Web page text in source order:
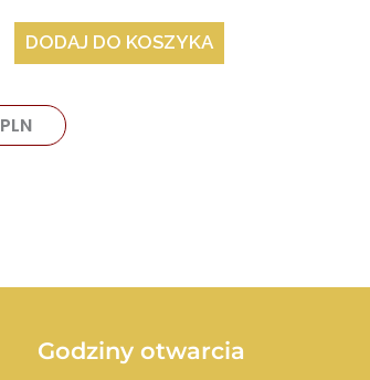
DODAJ DO KOSZYKA
PLN
Godziny otwarcia